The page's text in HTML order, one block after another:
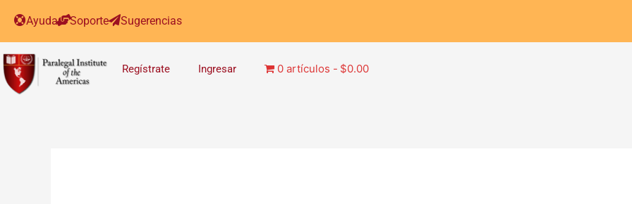
Ayuda Soporte Sugerencias
Regístrate Ingresar 0 artículos $0.00
navigation